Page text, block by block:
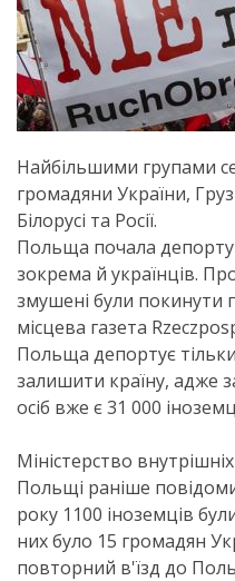
Найбільшими групами
громадяни України,
Білорусі та Росії.
Польща почала
зокрема й українців.
змушені були покинути
місцева газета
Польща депортує
залишити країну, адже
осіб вже є 31 000
Міністерство
Польщі раніше
року 1100 іноземців
них було 15 громадян
повторний в'їзд до